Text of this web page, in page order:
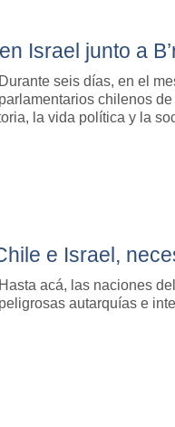
Israel junto a
Durante seis días, en el
parlamentarios chilenos
la vida política y la
e Israel,
Hasta acá, las naciones
peligrosas autarquías e